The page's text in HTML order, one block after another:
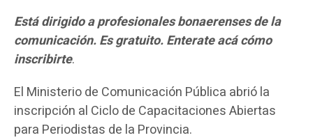
Está dirigido a profesionales bonaerenses de la
comunicación. Es gratuito. Enterate acá cómo
inscribirte.
El Ministerio de Comunicación Pública abrió la
inscripción al Ciclo de Capacitaciones Abiertas
para Periodistas de la Provincia.